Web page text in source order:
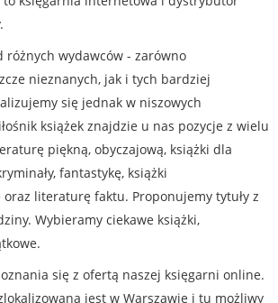
różnych wydawców - zarówno
nieznanych, jak i tych bardziej
się jednak w niszowych
książek znajdzie u nas pozycje z wielu
piękną, obyczajową, książki dla
fantastykę, książki
literaturę faktu. Proponujemy tytuły z
Wybieramy ciekawe książki,
się z ofertą naszej księgarni online.
jest w Warszawie i tu możliwy